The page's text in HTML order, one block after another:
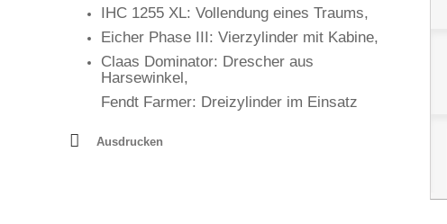
IHC 1255 XL: Vollendung eines Traums,
Eicher Phase III: Vierzylinder mit Kabine,
Claas Dominator: Drescher aus
Harsewinkel,
Fendt Farmer: Dreizylinder im Einsatz
Ausdrucken